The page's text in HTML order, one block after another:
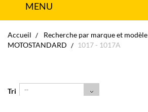
MENU
Accueil
Recherche par marque et modèle
MOTOSTANDARD
1017 - 1017A
Tri --